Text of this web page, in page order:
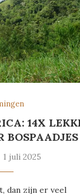
14X
BOSPAADJES
1 juli 2025
dan zijn er veel